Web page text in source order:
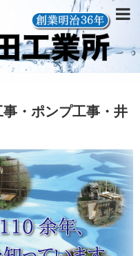
・ポンプ工事・井